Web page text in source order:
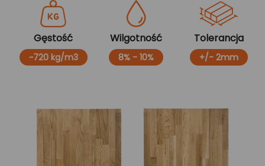
Gęstość
~720 kg/m3
Wilgotność
8% - 10%
Tolerancja
+/- 2mm